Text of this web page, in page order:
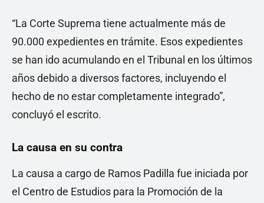
“La Corte Suprema tiene actualmente más de
90.000 expedientes en trámite. Esos expedientes
se han ido acumulando en el Tribunal en los últimos
años debido a diversos factores, incluyendo el
hecho de no estar completamente integrado”,
concluyó el escrito.
La causa en su contra
La causa a cargo de Ramos Padilla fue iniciada por
el Centro de Estudios para la Promoción de la